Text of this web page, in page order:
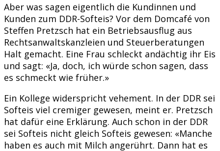
Aber was sagen eigentlich die Kundinnen und
Kunden zum DDR-Softeis? Vor dem Domcafé von
Steffen Pretzsch hat ein Betriebsausflug aus
Rechtsanwaltskanzleien und Steuerberatungen
Halt gemacht. Eine Frau schleckt andächtig ihr Eis
und sagt: «Ja, doch, ich würde schon sagen, dass
es schmeckt wie früher.»
Ein Kollege widerspricht vehement. In der DDR sei
Softeis viel cremiger gewesen, meint er. Pretzsch
hat dafür eine Erklärung. Auch schon in der DDR
sei Softeis nicht gleich Softeis gewesen: «Manche
haben es auch mit Milch angerührt. Dann hat es